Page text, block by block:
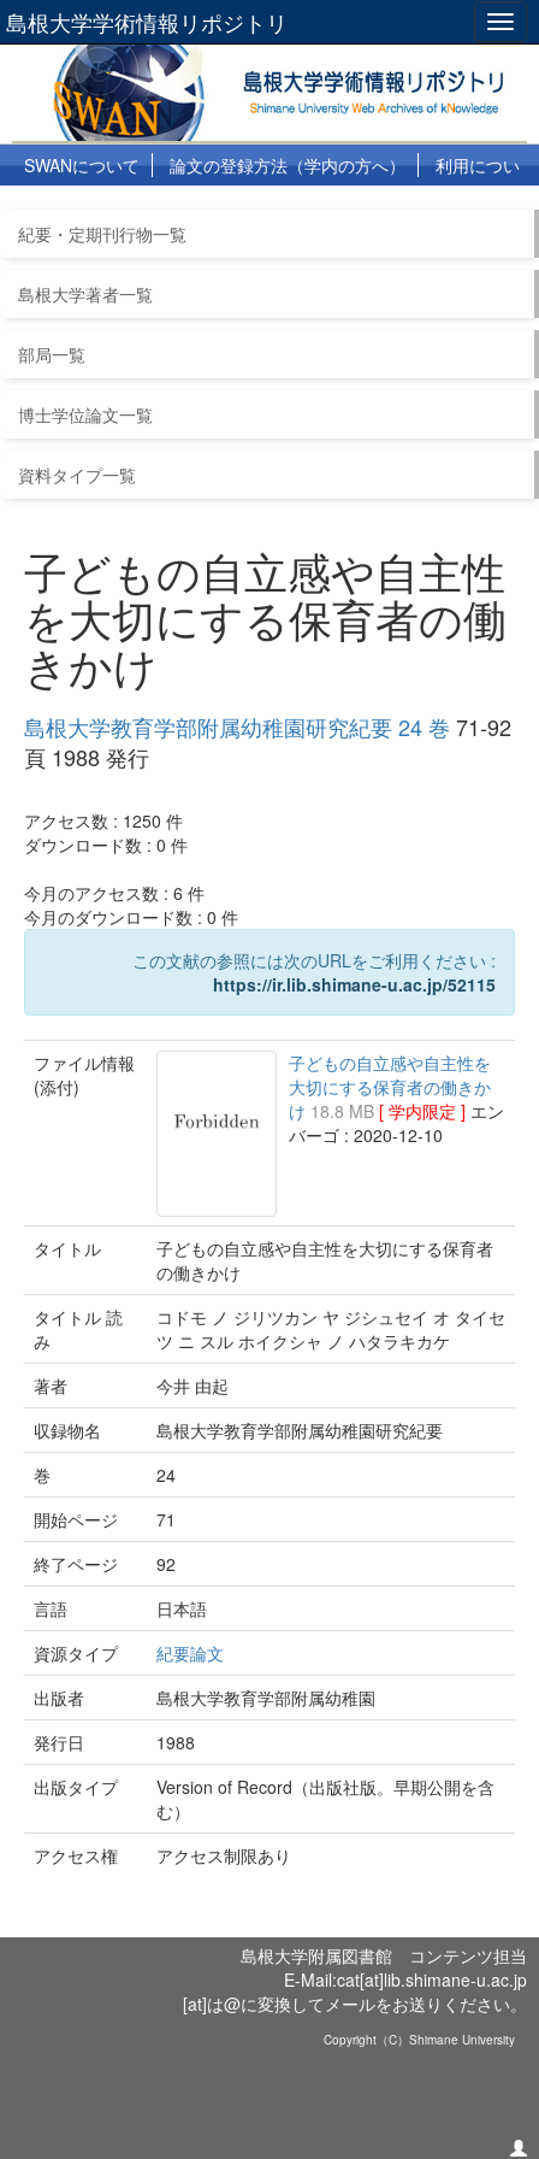
島根大学学術情報リポジトリ
SWANについて 論文の登録方法（学内の方へ）
利用につい
紀要・定期刊行物一覧
島根大学著者一覧
部局一覧
博士学位論文一覧
資料タイプ一覧
子どもの自立感や自主性
を大切にする保育者の働
きかけ
島根大学教育学部附属幼稚園研究紀要 24 巻 71-92
頁 1988 発行
アクセス数 : 1250 件
ダウンロード数 : 0 件
今月のアクセス数 : 6 件
今月のダウンロード数 : 0 件
この文献の参照には次のURLをご利用ください :
https://ir.lib.shimane-u.ac.jp/52115
ファイル情報
(添付)
子どもの自立感や自主性を
大切にする保育者の働きか
け 18.8 MB [ 学内限定 ] エン
バーゴ : 2020-12-10
タイトル
子どもの自立感や自主性を大切にする保育者
の働きかけ
タイトル 読
み
コドモ ノ ジリツカン ヤ ジシュセイ オ タイセ
ツ ニ スル ホイクシャ ノ ハタラキカケ
著者
今井 由起
収録物名
島根大学教育学部附属幼稚園研究紀要
巻
24
開始ページ
71
終了ページ
92
言語
日本語
資源タイプ
紀要論文
出版者
島根大学教育学部附属幼稚園
発行日
1988
出版タイプ
Version of Record（出版社版。早期公開を含
む）
アクセス権
アクセス制限あり
島根大学附属図書館 コンテンツ担当
E-Mail:cat[at]lib.shimane-u.ac.jp
[at]は@に変換してメールをお送りください。
Copyright（C）Shimane University